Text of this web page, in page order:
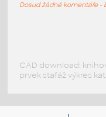
Dosud žádné komentáře -
CAD download:
prvek stafáž výkres